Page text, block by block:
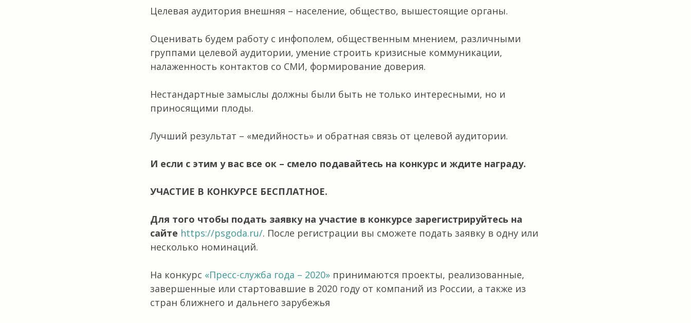
Целевая аудитория внешняя – население, общество, вышестоящие органы.
Оценивать будем работу с инфополем, общественным мнением, различными
группами целевой аудитории, умение строить кризисные коммуникации,
налаженность контактов со СМИ, формирование доверия.
Нестандартные замыслы должны были быть не только интересными, но и
приносящими плоды.
Лучший результат – «медийность» и обратная связь от целевой аудитории.
И если с этим у вас все ок – смело подавайтесь на конкурс и ждите награду.
УЧАСТИЕ В КОНКУРСЕ БЕСПЛАТНОЕ.
Для того чтобы подать заявку на участие в конкурсе зарегистрируйтесь на
сайте https://psgoda.ru/. После регистрации вы сможете подать заявку в одну или
несколько номинаций.
На конкурс «Пресс-служба года – 2020» принимаются проекты, реализованные,
завершенные или стартовавшие в 2020 году от компаний из России, а также из
стран ближнего и дальнего зарубежья